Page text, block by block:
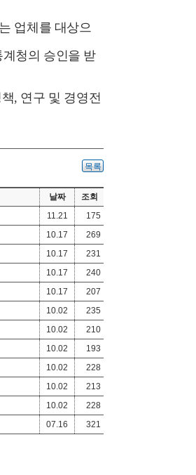
업체를 대상으
청의 승인을 받
, 연구 및 경영전
목록
날짜
조회
11.21
175
10.17
269
10.17
231
10.17
240
10.17
207
10.02
235
10.02
210
10.02
193
10.02
228
10.02
213
10.02
228
07.16 321